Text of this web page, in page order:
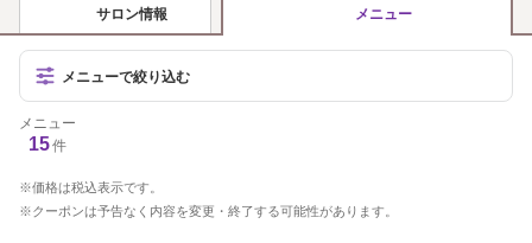
サロン情報 メニュー
メニューで絞り込む
メニュー
15件
価格は税込表示です。
クーポンは予告なく内容を変更・終了する可能性があります。